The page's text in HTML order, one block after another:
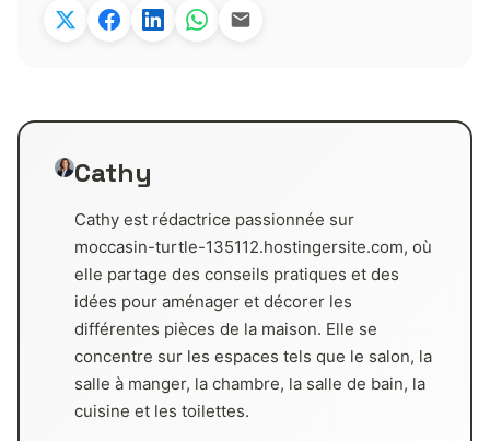
Cathy
Cathy est rédactrice passionnée sur
moccasin-turtle-135112.hostingersite.com, où
elle partage des conseils pratiques et des
idées pour aménager et décorer les
différentes pièces de la maison. Elle se
concentre sur les espaces tels que le salon, la
salle à manger, la chambre, la salle de bain, la
cuisine et les toilettes.